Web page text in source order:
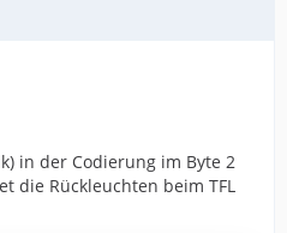
in der Codierung im Byte 2
die Rückleuchten beim TFL